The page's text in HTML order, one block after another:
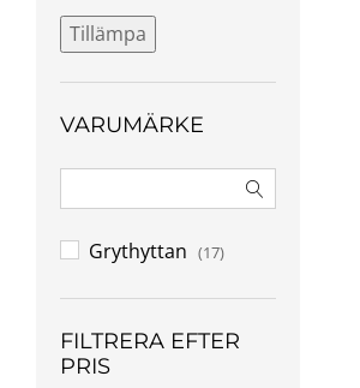
Tillämpa
VARUMÄRKE
Grythyttan (17)
FILTRERA EFTER
PRIS